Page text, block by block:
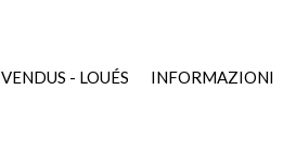
VENDUS - LOUÉS INFORMAZIONI